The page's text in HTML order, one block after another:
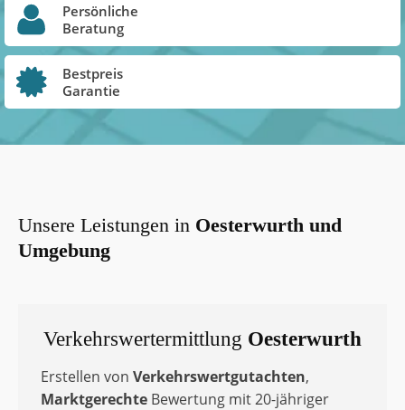
Persönliche
Beratung
Bestpreis
Garantie
Unsere Leistungen in Oesterwurth und
Umgebung
Verkehrswertermittlung Oesterwurth
Erstellen von Verkehrswertgutachten,
Marktgerechte Bewertung mit 20-jähriger